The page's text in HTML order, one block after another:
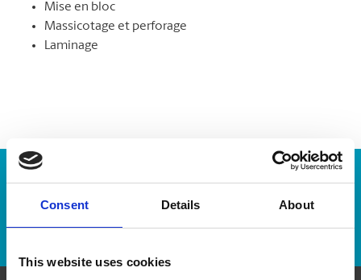
Consent Details About
This website uses cookies
Mise en bloc
Massicotage et perforage
Laminage
Numéro de suivi :
Repérer un envoi